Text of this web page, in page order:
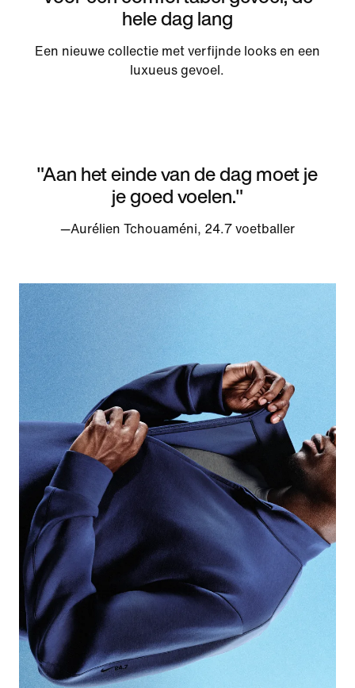
hele dag lang
Een nieuwe collectie met verfijnde looks en een
luxueus gevoel.
"Aan het einde van de dag moet je
je goed voelen."
—Aurélien Tchouaméni, 24.7 voetballer